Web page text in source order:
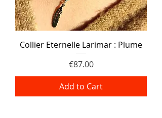
Collier Eternelle Larimar : Plume
Price
€87.00
Add to Cart